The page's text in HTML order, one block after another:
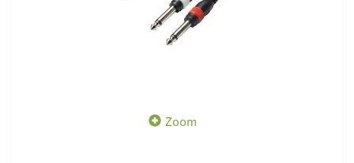
Zoom